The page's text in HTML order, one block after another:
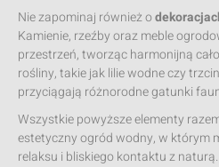
Nie zapominaj również o
Kamienie, rzeźby oraz meble
przestrzeń, tworząc harmonijną
rośliny, takie jak lilie wodne czy
przyciągają różnorodne gatunki
Wszystkie powyższe elementy
estetyczny ogród wodny, w którym
relaksu i bliskiego kontaktu z naturą.